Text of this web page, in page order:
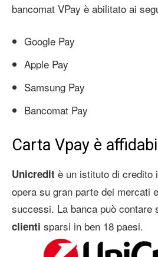
bancomat VPay è abilitato ai
Google Pay
Apple Pay
Samsung Pay
Bancomat Pay
Carta Vpay è
Unicredit è un istituto di credito
opera su gran parte dei mercati
successi. La banca può contare
clienti sparsi in ben 18 paesi.